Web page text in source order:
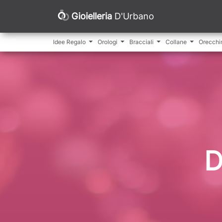
Gioielleria D'Urbano
Idee Regalo Orologi Bracciali Collane